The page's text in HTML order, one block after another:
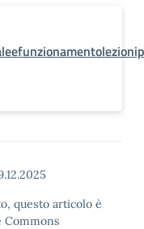
questo articolo è
Commons